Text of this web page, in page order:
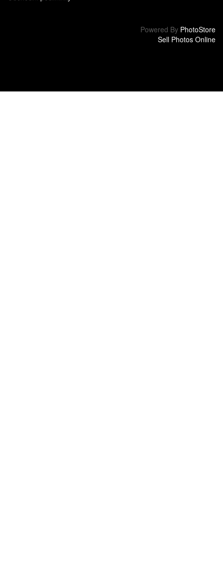
Powered By PhotoStore
Sell Photos Online